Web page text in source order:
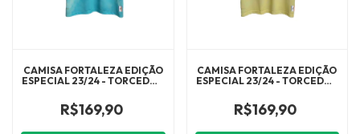
CAMISA FORTALEZA EDIÇÃO
ESPECIAL 23/24 - TORCEDOR
R$169,90
CAMISA FORTALEZA EDIÇÃO
ESPECIAL 23/24 - TORCEDOR
AMARELA
R$169,90